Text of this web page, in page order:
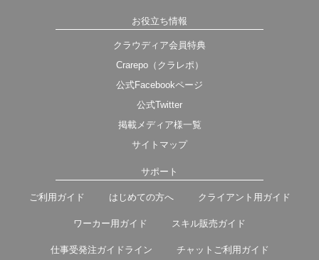
お役立ち情報
クラウディア会員特典
Crarepo（クラレポ）
公式Facebookページ
公式Twitter
掲載メディア様一覧
サイトマップ
サポート
ご利用ガイド はじめての方へ クライアント用ガイド
ワーカー用ガイド スキル販売ガイド
仕事受発注ガイドライン チャットご利用ガイド